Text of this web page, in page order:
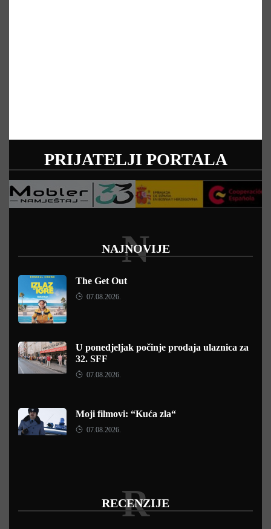
PRIJATELJI PORTALA
NAJNOVIJE
N
The Get Out
07.08.2026.
U ponedjeljak počinje prodaja ulaznica za
32. SFF
07.08.2026.
Moji filmovi: “Kuća zla“
07.08.2026.
RECENZIJE
R